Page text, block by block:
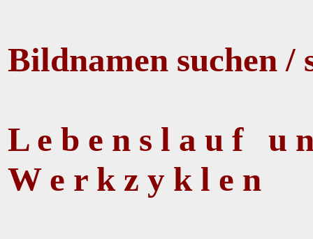
Bildnamen suchen /
L e b e n s l a u f u
W e r k z y k l e n